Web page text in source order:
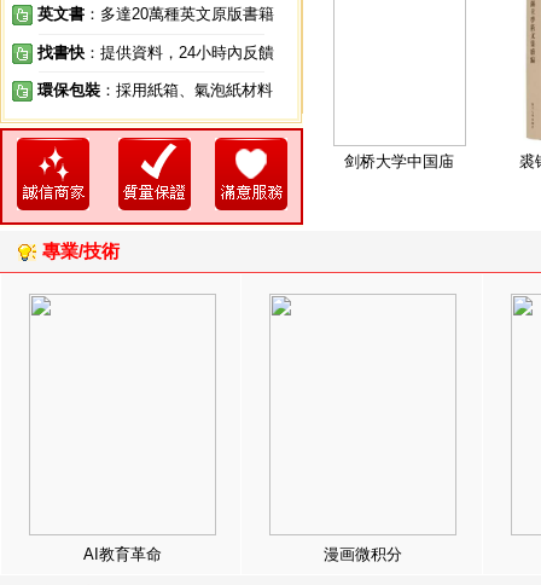
英文書 ：多達20萬種英文原版書籍
找書快 ：提供資料，24小時內反饋
環保包裝 ：採用紙箱、氣泡紙材料
剑桥大学中国庙 裘
專業/技術
AI教育革命 漫画微积分